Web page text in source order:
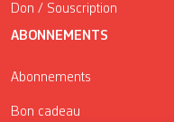
Don / Souscription
ABONNEMENTS
Abonnements
Bon cadeau